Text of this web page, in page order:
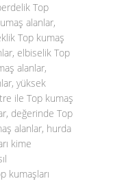
Top
alanlar,
Top kumaş
elbiselik Top
alanlar,
yüksek
ile Top kumaş
değerinde Top
alanlar, hurda
kime
kumaşları